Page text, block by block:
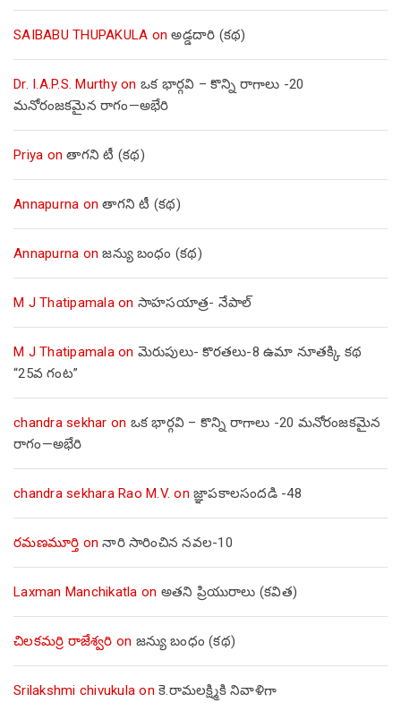
SAIBABU THUPAKULA onఅడ్డదారి (కథ)
Dr. I.A.P.S. Murthyon ఒక భార్గవి – కొన్ని రాగాలు -20
మనోరంజకమైన రాగం—అభేరి
Priya onతాగని టీ (కథ)
Annapurna onతాగని టీ (కథ)
Annapurna onజన్యు బంధం (కథ)
M J Thatipamalaon సాహసయాత్ర- నేపాల్‌
M J Thatipamalaon మెరుపులు- కొరతలు-8 ఉమా నూతక్కి కథ
“25వ గంట”
chandra sekhar on ఒక భార్గవి – కొన్ని రాగాలు -20 మనోరంజకమైన
రాగం—అభేరి
chandra sekhara Rao M.V. on జ్ఞాపకాలసందడి -48
రమణమూర్తి onనారి సారించిన నవల-10
Laxman Manchikatla on అతని ప్రియురాలు (కవిత)
చిలకమర్రి రాజేశ్వరి on జన్యు బంధం (కథ)
Srilakshmi chivukula on కె.రామలక్ష్మికి నివాళిగా